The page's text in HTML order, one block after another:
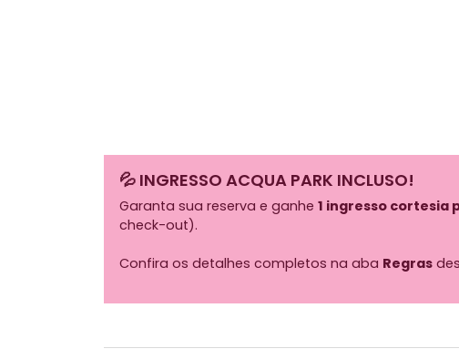
💦 INGRESSO ACQUA PARK INCLUSO!
Garanta sua reserva e ganhe 1 ingresso cortesia
check-out).
Confira os detalhes completos na aba Regras